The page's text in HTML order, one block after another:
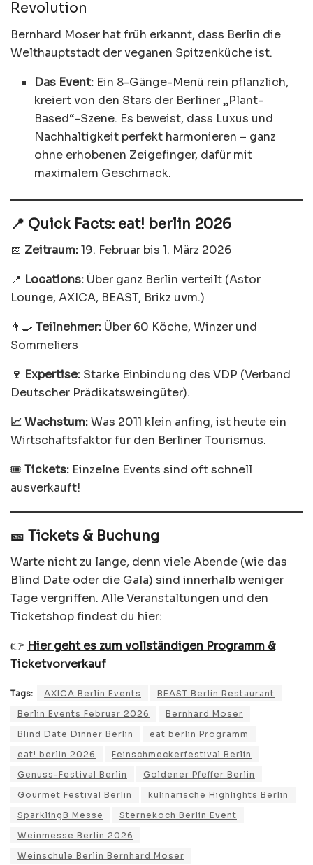
Revolution
Bernhard Moser hat früh erkannt, dass Berlin die
Welthauptstadt der veganen Spitzenküche ist.
Das Event: Ein 8-Gänge-Menü rein pflanzlich,
kreiert von den Stars der Berliner „Plant-
Based“-Szene. Es beweist, dass Luxus und
Nachhaltigkeit perfekt harmonieren – ganz
ohne erhobenen Zeigefinger, dafür mit
maximalem Geschmack.
📍 Quick Facts: eat! berlin 2026
📅 Zeitraum:19. Februar bis 1. März 2026
📍 Locations: Über ganz Berlin verteilt (Astor
Lounge, AXICA, BEAST, Brikz uvm.)
👨‍🍳 Teilnehmer: Über 60 Köche, Winzer und
Sommeliers
🍷 Expertise: Starke Einbindung des VDP (Verband
Deutscher Prädikatsweingüter).
📈 Wachstum:Was 2011 klein anfing, ist heute ein
Wirtschaftsfaktor für den Berliner Tourismus.
🎟️ Tickets: Einzelne Events sind oft schnell
ausverkauft!
🎫 Tickets & Buchung
Warte nicht zu lange, denn viele Abende (wie das
Blind Date oder die Gala) sind innerhalb weniger
Tage vergriffen. Alle Veranstaltungen und den
Ticketshop findest du hier:
👉 Hier geht es zum vollständigen Programm &
Ticketvorverkauf
Tags: AXICA Berlin Events
BEAST Berlin Restaurant
Berlin Events Februar 2026
Bernhard Moser
Blind Date Dinner Berlin
eat berlin Programm
eat! berlin 2026
Feinschmeckerfestival Berlin
Genuss-Festival Berlin
Goldener Pfeffer Berlin
Gourmet Festival Berlin
kulinarische Highlights Berlin
SparklingB Messe
Sternekoch Berlin Event
Weinmesse Berlin 2026
Weinschule Berlin Bernhard Moser